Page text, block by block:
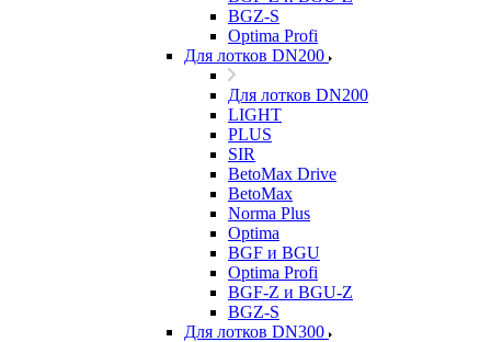
BGZ-S
Optima Profi
Для лотков DN200
Для лотков DN200
LIGHT
PLUS
SIR
BetoMax Drive
BetoMax
Norma Plus
Optima
BGF и BGU
Optima Profi
BGF-Z и BGU-Z
BGZ-S
Для лотков DN300